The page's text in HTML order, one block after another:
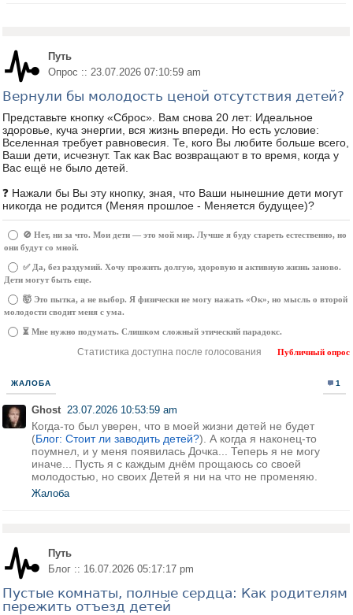
Путь
Опрос :: 23.07.2026 07:10:59 am
Вернули бы молодость ценой отсутствия детей?
Представьте кнопку «Сброс». Вам снова 20 лет: Идеальное
здоровье, куча энергии, вся жизнь впереди. Но есть условие:
Вселенная требует равновесия. Те, кого Вы любите больше всего,
Ваши дети, исчезнут. Так как Вас возвращают в то время, когда у
Вас ещё не было детей.
❓ Нажали бы Вы эту кнопку, зная, что Ваши нынешние дети могут
никогда не родится (Меняя прошлое - Меняется будущее)?
🚫 Нет, ни за что. Мои дети — это мой мир. Лучше я буду стареть естественно, но
они будут со мной.
✅ Да, без раздумий. Хочу прожить долгую, здоровую и активную жизнь заново.
Дети могут быть еще.
🤯 Это пытка, а не выбор. Я физически не могу нажать «Ок», но мысль о второй
молодости сводит меня с ума.
⏳ Мне нужно подумать. Слишком сложный этический парадокс.
Статистика доступна после голосования Публичный опрос
ЖАЛОБА 1
Ghost 23.07.2026 10:53:59 am
Когда-то был уверен, что в моей жизни детей не будет
(Блог: Стоит ли заводить детей?). А когда я наконец-то
поумнел, и у меня появилась Дочка... Теперь я не могу
иначе... Пусть я с каждым днём прощаюсь со своей
молодостью, но своих Детей я ни на что не променяю.
Жалоба
Путь
Блог :: 16.07.2026 05:17:17 pm
Пустые комнаты, полные сердца: Как родителям
пережить отъезд детей